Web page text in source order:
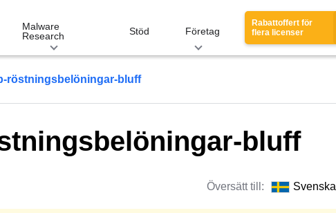
Malware
Research
Stöd Företag
Rabattoffert för
flera licenser
röstningsbelöningar-bluff
bluff
Översätt till: Svenska